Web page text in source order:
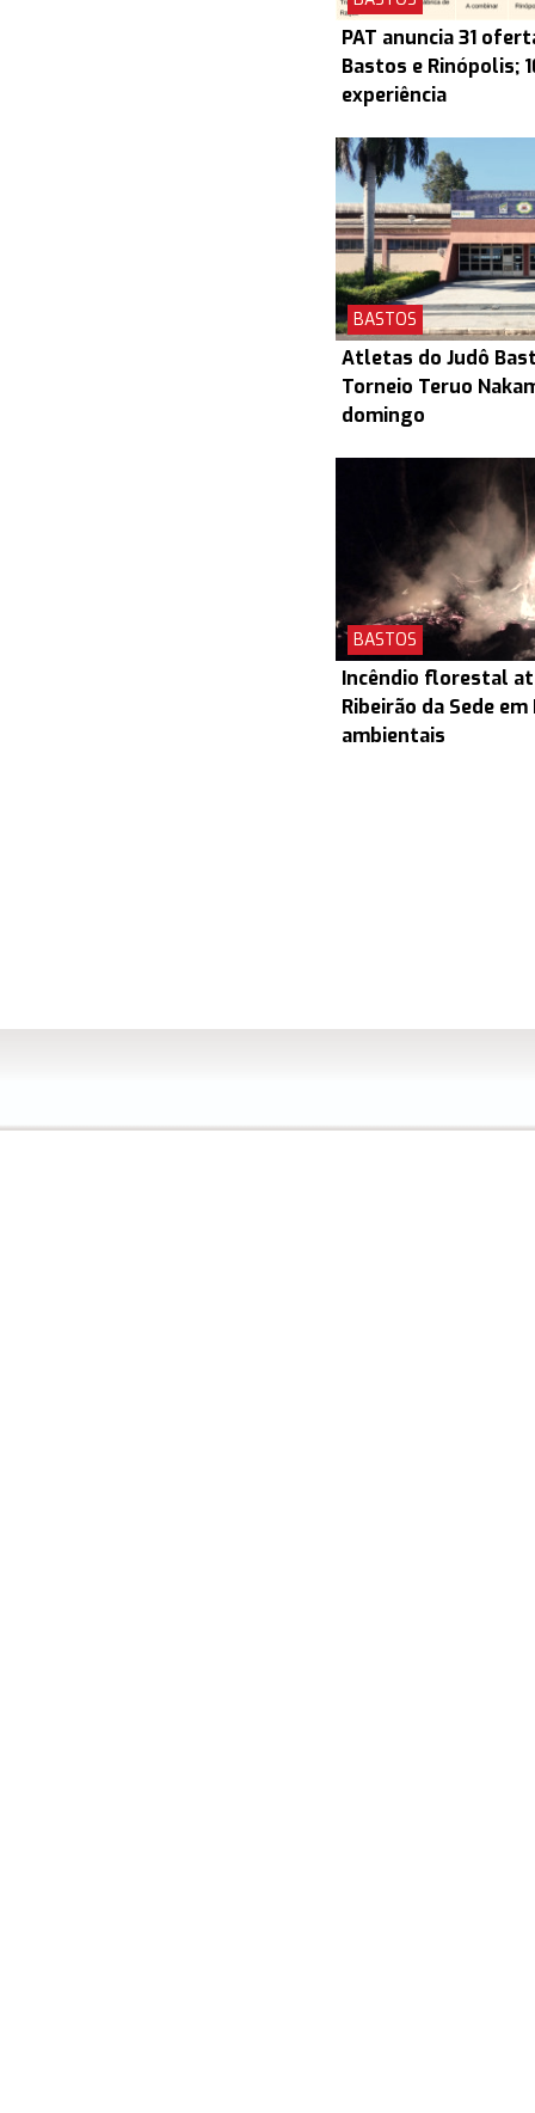
PAT anuncia 31
Bastos e Rinópolis;
experiência
BASTOS
Atletas do Judô
Torneio Teruo
domingo
BASTOS
Incêndio florestal
Ribeirão da Sede
ambientais